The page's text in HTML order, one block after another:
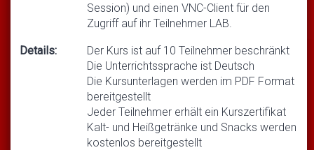
Session) und einen VNC-Client für den
Zugriff auf ihr Teilnehmer LAB.
Details:
Der Kurs ist auf 10 Teilnehmer beschränkt
Die Unterrichtssprache ist Deutsch
Die Kursunterlagen werden im PDF Format
bereitgestellt
Jeder Teilnehmer erhält ein Kurszertifikat
Kalt- und Heißgetränke und Snacks werden
kostenlos bereitgestellt